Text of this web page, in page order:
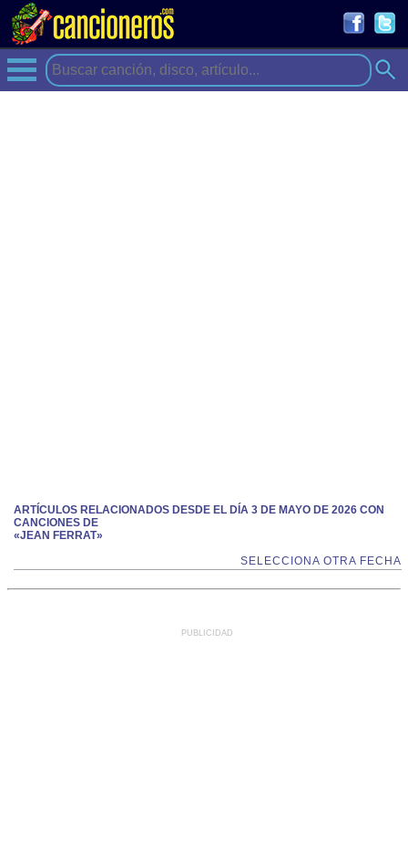
ARTÍCULOS RELACIONADOS DESDE EL DÍA 3 DE MAYO DE 2026 CON
CANCIONES DE
«JEAN FERRAT»
SELECCIONA OTRA FECHA
PUBLICIDAD